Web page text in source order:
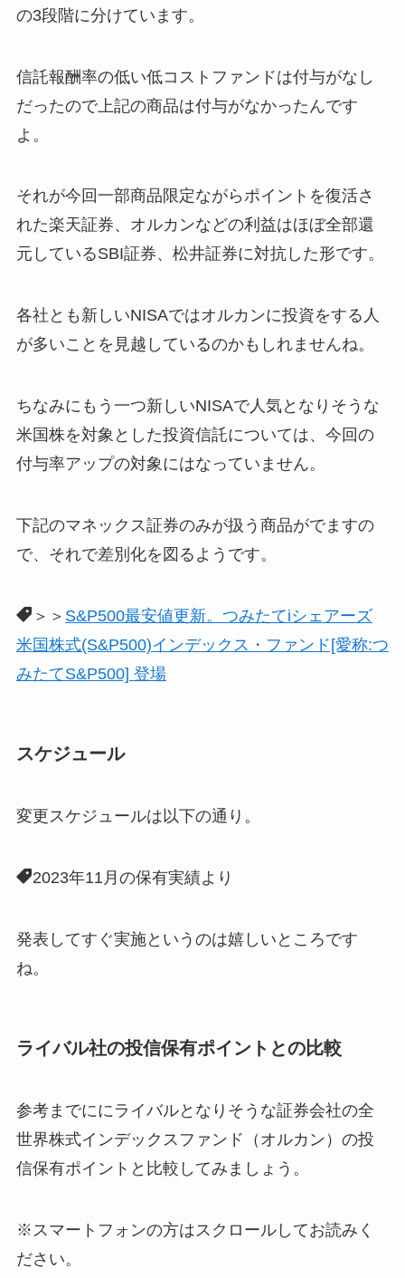
の3段階に分けています。
信託報酬率の低い低コストファンドは付与がなし
だったので上記の商品は付与がなかったんです
よ。
それが今回一部商品限定ながらポイントを復活さ
れた楽天証券、オルカンなどの利益はほぼ全部還
元しているSBI証券、松井証券に対抗した形です。
各社とも新しいNISAではオルカンに投資をする人
が多いことを見越しているのかもしれませんね。
ちなみにもう一つ新しいNISAで人気となりそうな
米国株を対象とした投資信託については、今回の
付与率アップの対象にはなっていません。
下記のマネックス証券のみが扱う商品がでますの
で、それで差別化を図るようです。
＞＞ S&P500最安値更新。つみたてiシェアーズ
米国株式(S&P500)インデックス・ファンド[愛称:つ
みたてS&P500] 登場
スケジュール
変更スケジュールは以下の通り。
2023年11月の保有実績より
発表してすぐ実施というのは嬉しいところです
ね。
ライバル社の投信保有ポイントとの比較
参考までににライバルとなりそうな証券会社の全
世界株式インデックスファンド（オルカン）の投
信保有ポイントと比較してみましょう。
※スマートフォンの方はスクロールしてお読みく
ださい。